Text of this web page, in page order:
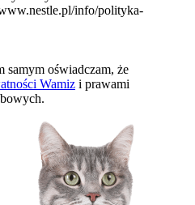
info/polityka-
oświadczam, że
Wamiz i prawami